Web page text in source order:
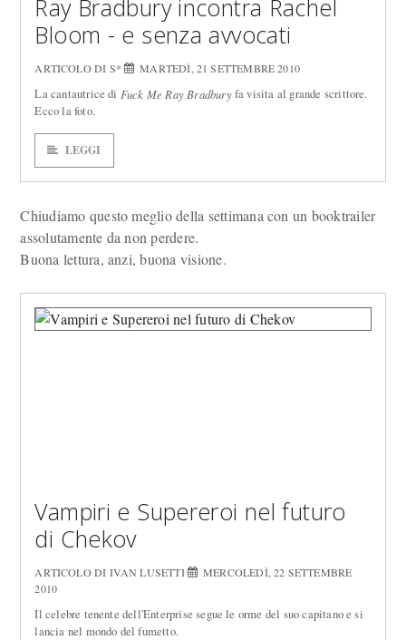
Ray Bradbury incontra Rachel
Bloom - e senza avvocati
ARTICOLO DI S* MARTEDÌ, 21 SETTEMBRE 2010
La cantautrice di Fuck Me Ray Bradburyfa visita al grande scrittore.
Ecco la foto.
LEGGI
Chiudiamo questo meglio della settimana con un booktrailer
assolutamente da non perdere.
Buona lettura, anzi, buona visione.
Vampiri e Supereroi nel futuro
di Chekov
ARTICOLO DI IVAN LUSETTI
MERCOLEDÌ, 22 SETTEMBRE
2010
Il celebre tenente dell'Enterprise segue le orme del suo capitano e si
lancia nel mondo del fumetto.